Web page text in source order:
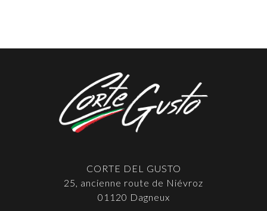
CORTE DEL GUSTO
25, ancienne route de Niévroz
01120 Dagneux